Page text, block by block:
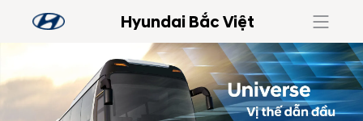
Hyundai Bắc Việt